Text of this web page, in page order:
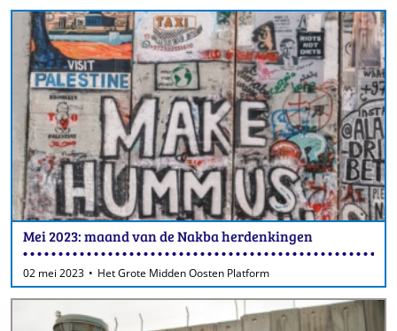
Mei 2023: maand van de Nakba herdenkingen
02 mei 2023 Het Grote Midden Oosten Platform